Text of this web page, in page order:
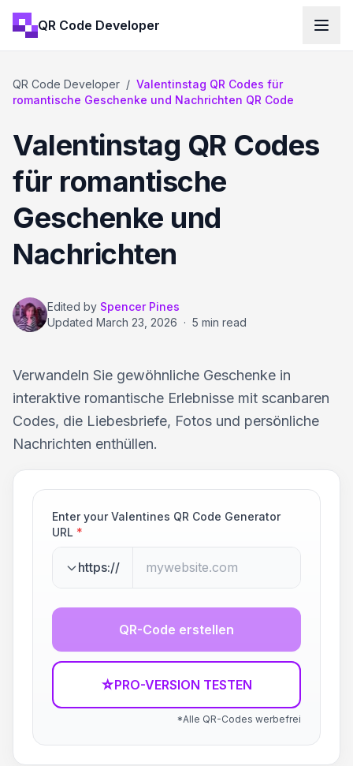
QR Code Developer
QR Code Developer / Valentinstag QR Codes für
romantische Geschenke und Nachrichten QR Code
Valentinstag QR Codes
für romantische
Geschenke und
Nachrichten
Edited by Spencer Pines
Updated March 23, 2026 · 5 min read
Verwandeln Sie gewöhnliche Geschenke in
interaktive romantische Erlebnisse mit scanbaren
Codes, die Liebesbriefe, Fotos und persönliche
Nachrichten enthüllen.
Enter your Valentines QR Code Generator
URL *
https://
QR-Code erstellen
☆PRO-VERSION TESTEN
*Alle QR-Codes werbefrei